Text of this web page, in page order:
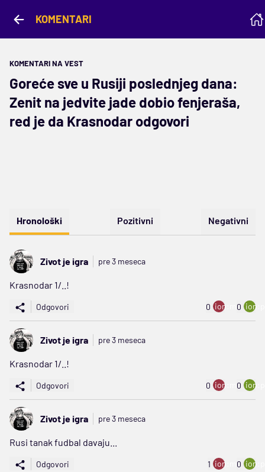
KOMENTARI
KOMENTARI NA VEST
Goreće sve u Rusiji poslednjeg dana:
Zenit na jedvite jade dobio fenjeraša,
red je da Krasnodar odgovori
Hronološki Pozitivni Negativni
Zivot je igra pre 3 meseca
Krasnodar 1/..!
Odgovori 0 ion:minus
0
Zivot je igra pre 3 meseca
Krasnodar 1/..!
Odgovori 0 ion:minus
0
Zivot je igra pre 3 meseca
Rusi tanak fudbal davaju...
Odgovori 1 ion:minus
0